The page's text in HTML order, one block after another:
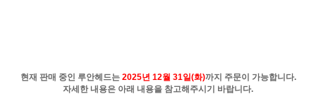
현재 판매 중인 루안헤드는 2025년 12월 31일(화)까지 주문이 가능합니다.
자세한 내용은 아래 내용을 참고해주시기 바랍니다.